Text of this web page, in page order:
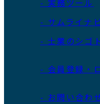
- 実務ツール
- サムライナ
- 士業のシゴ
- 会員登録・
- お問い合わ